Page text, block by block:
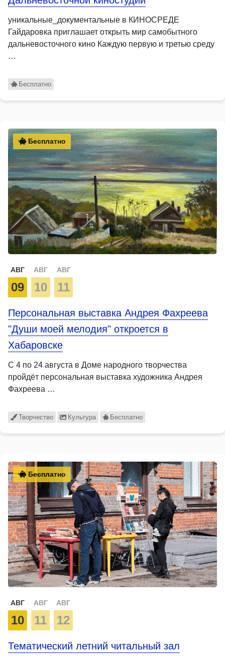
уникальные_документальные в КИНОСРЕДЕ
Гайдаровка приглашает открыть мир самобытного
дальневосточного кино Каждую первую и третью среду
…
Бесплатно
Бесплатно
АВГ
09
АВГ
10
АВГ
11
Персональная выставка Андрея Фахреева
"Души моей мелодия" откроется в
Хабаровске
С 4 по 24 августа в Доме народного творчества
пройдёт персональная выставка художника Андрея
Фахреева …
Творчество Культура Бесплатно
Бесплатно
АВГ
10
АВГ
11
АВГ
12
Тематический летний читальный зал